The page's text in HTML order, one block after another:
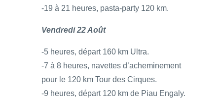
-19 à 21 heures, pasta-party 120 km.
Vendredi 22 Août
-5 heures, départ 160 km Ultra.
-7 à 8 heures, navettes d’acheminement
pour le 120 km Tour des Cirques.
-9 heures, départ 120 km de Piau Engaly.